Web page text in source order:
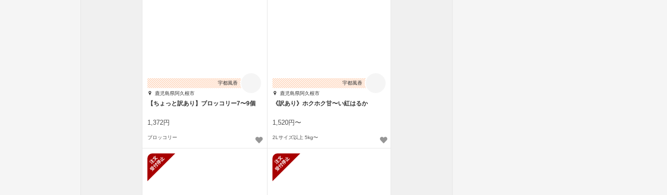
宇都風香
鹿児島県阿久根市
【ちょっと訳あり】ブロッコリー7〜9個
1,372円
ブロッコリー
宇都風香
鹿児島県阿久根市
《訳あり》ホクホク甘〜い紅はるか
1,520円〜
2Lサイズ以上 5kg〜